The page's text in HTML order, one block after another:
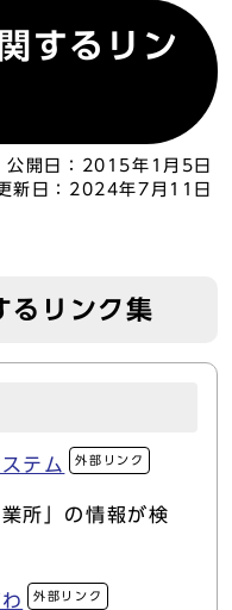
するリン
公開日：
2015年1月5日
新日： 2024年7月11日
るリンク集
テム 外部リンク
所」の情報が検
外部リンク